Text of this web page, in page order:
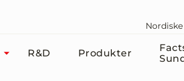
R&D Produkter